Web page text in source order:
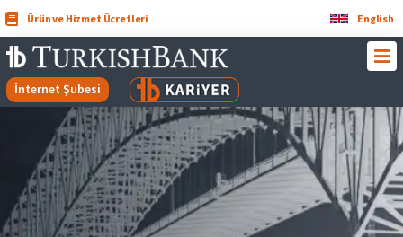
English
Ürün ve Hizmet Ücretleri
İnternet Şubesi